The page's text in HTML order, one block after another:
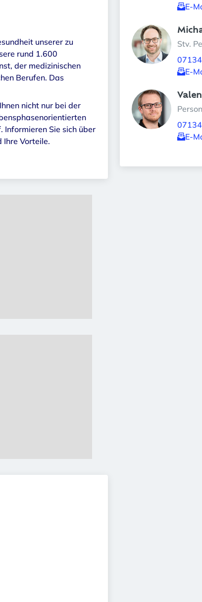
unserer zu
rund 1.600
der medizinischen
Berufen. Das
nicht nur bei der
Informieren Sie sich über
Ihre Vorteile.
E-
Stv.
E-
E-